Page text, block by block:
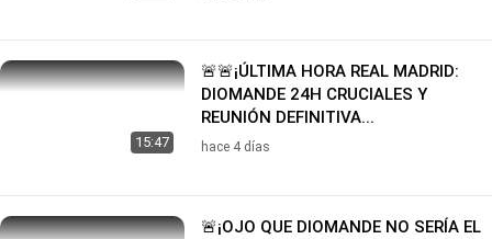
15:47
🚨🚨¡ÚLTIMA HORA REAL MADRID:
DIOMANDE 24H CRUCIALES Y
REUNIÓN DEFINITIVA...
hace 4 días
🚨¡OJO QUE DIOMANDE NO SERÍA EL